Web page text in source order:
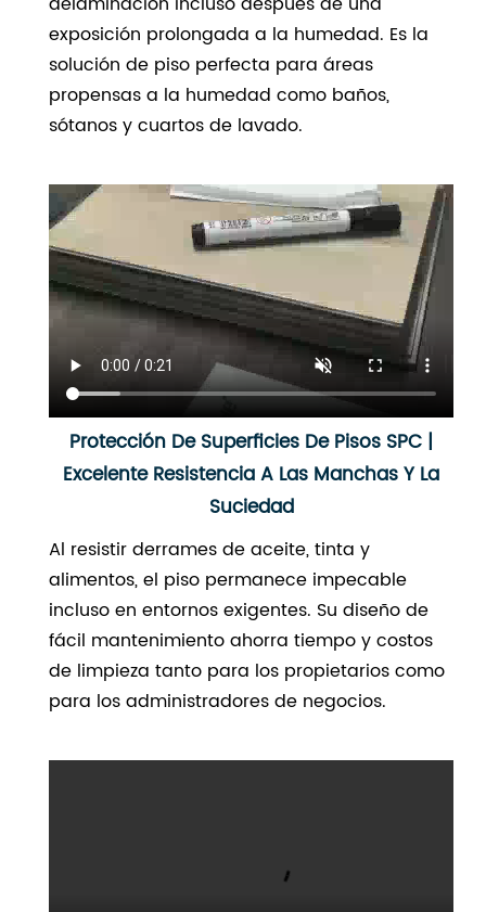
exposición prolongada a la humedad. Es la
solución de piso perfecta para áreas
propensas a la humedad como baños,
sótanos y cuartos de lavado.
Protección De Superficies De Pisos SPC |
Excelente Resistencia A Las Manchas Y La
Suciedad
Al resistir derrames de aceite, tinta y
alimentos, el piso permanece impecable
incluso en entornos exigentes. Su diseño de
fácil mantenimiento ahorra tiempo y costos
de limpieza tanto para los propietarios como
para los administradores de negocios.